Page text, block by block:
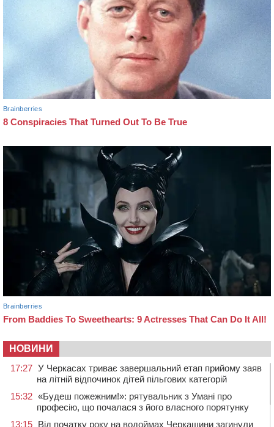
НОВИНИ
17:27 У Черкасах триває завершальний етап прийому заяв
на літній відпочинок дітей пільгових категорій
15:32 «Будеш пожежним!»: рятувальник з Умані про
професію, що почалася з його власного порятунку
13:15 Від початку року на водоймах Черкащини загинули